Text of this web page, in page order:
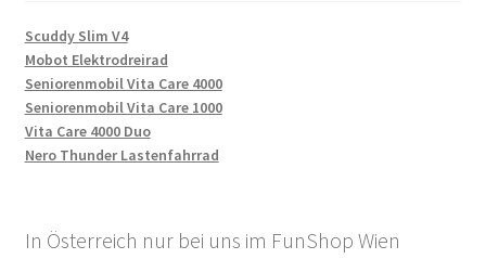
Scuddy Slim V4
Mobot Elektrodreirad
Seniorenmobil Vita Care 4000
Seniorenmobil Vita Care 1000
Vita Care 4000 Duo
Nero Thunder Lastenfahrrad
In Österreich nur bei uns im FunShop Wien